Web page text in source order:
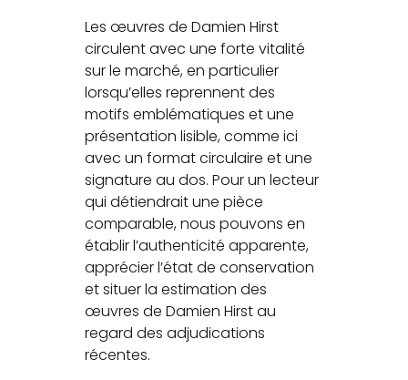
Les œuvres de Damien Hirst
circulent avec une forte vitalité
sur le marché, en particulier
lorsqu’elles reprennent des
motifs emblématiques et une
présentation lisible, comme ici
avec un format circulaire et une
signature au dos. Pour un lecteur
qui détiendrait une pièce
comparable, nous pouvons en
établir l’authenticité apparente,
apprécier l’état de conservation
et situer la estimation des
œuvres de Damien Hirst au
regard des adjudications
récentes.